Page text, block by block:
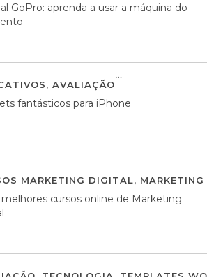
GoPro: aprenda a usar a máquina do
, AVALIAÇÃO
fantásticos para iPhone
MARKETING DIGITAL,
melhores cursos online de Marketing